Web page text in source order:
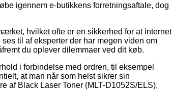
igennem e-butikkens forretningsaftale, dog
hvilket ofte er en sikkerhed for at internet
til af eksperter der har megen viden om
du oplever dilemmaer ved dit køb.
i forbindelse med ordren, til eksempel
at man når som helst sikrer sin
af Black Laser Toner (MLT-D1052S/ELS),